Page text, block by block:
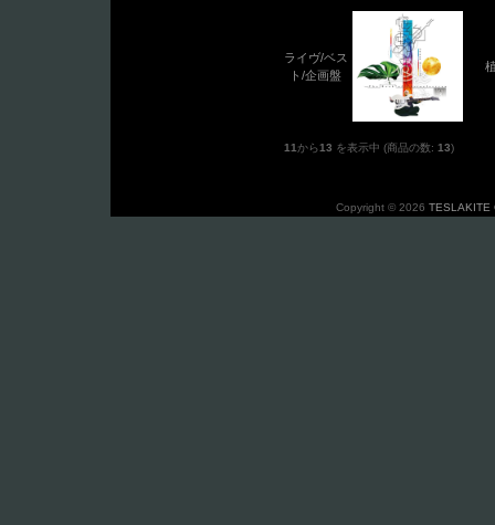
ライヴ/ベス
ト/企画盤
11から13 を表示中 (商品の数:13)
Copyright © 2026 TESLAKITE